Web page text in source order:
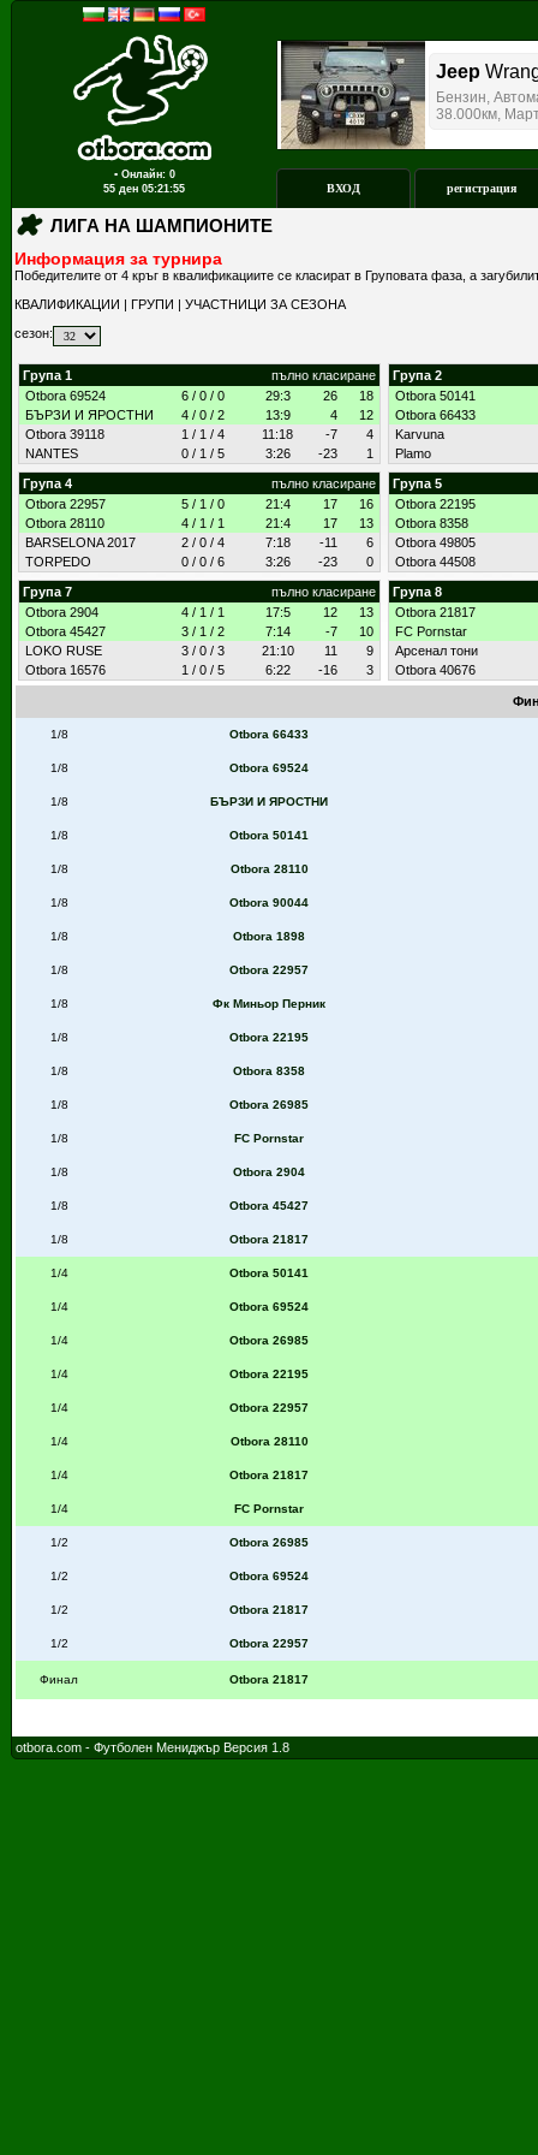
▪ Онлайн: 0
55 ден 05:21:55 ВХОД регистрация
ЛИГА НА ШАМПИОНИТЕ
Информация за турнира
Победителите от 4 кръг в квалификациите се класират в Груповата фаза, а
КВАЛИФИКАЦИИ | ГРУПИ | УЧАСТНИЦИ ЗА СЕЗОНА
сезон:
Група 1
пълно класиране
Otbora 69524
6 / 0 / 0 29:3 26
18
БЪРЗИ И ЯРОСТНИ
4 / 0 / 2 13:9 4
12
Otbora 39118
1 / 1 / 4 11:18 -7
4
NANTES
0 / 1 / 5 3:26 -23 1
Група 2
Otbora 50141
Otbora 66433
Karvuna
Plamo
Група 4
пълно класиране
Otbora 22957
5 / 1 / 0 21:4 17
16
Otbora 28110
4 / 1 / 1 21:4 17
13
BARSELONA 2017
2 / 0 / 4 7:18 -11
6
TORPEDO
0 / 0 / 6 3:26 -23 0
Група 5
Otbora 22195
Otbora 8358
Otbora 49805
Otbora 44508
Група 7
пълно класиране
Otbora 2904
4 / 1 / 1 17:5 12
13
Otbora 45427
3 / 1 / 2 7:14 -7
10
LOKO RUSE
3 / 0 / 3 21:10 11
9
Otbora 16576
1 / 0 / 5 6:22 -16 3
Група 8
Otbora 21817
FC Pornstar
Арсенал тони
Otbora 40676
1/8 Otbora 66433
1/8 Otbora 69524
1/8 БЪРЗИ И ЯРОСТНИ
1/8 Otbora 50141
1/8 Otbora 28110
1/8 Otbora 90044
1/8 Otbora 1898
1/8 Otbora 22957
1/8 Фк Миньор Перник
1/8 Otbora 22195
1/8 Otbora 8358
1/8 Otbora 26985
1/8 FC Pornstar
1/8 Otbora 2904
1/8 Otbora 45427
1/8 Otbora 21817
1/4 Otbora 50141
1/4 Otbora 69524
1/4 Otbora 26985
1/4 Otbora 22195
1/4 Otbora 22957
1/4 Otbora 28110
1/4 Otbora 21817
1/4 FC Pornstar
1/2 Otbora 26985
1/2 Otbora 69524
1/2 Otbora 21817
1/2 Otbora 22957
Финал Otbora 21817
otbora.com - Футболен Мениджър Версия 1.8